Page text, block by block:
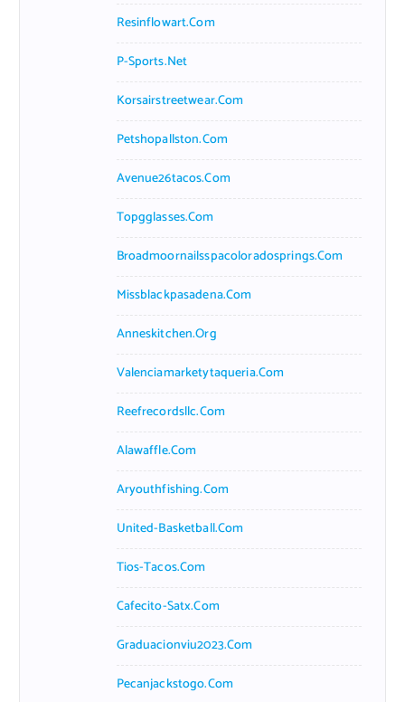
Resinflowart.com
P-Sports.net
Korsairstreetwear.com
Petshopallston.com
Avenue26tacos.com
Topgglasses.com
Broadmoornailsspacoloradosprings.com
Missblackpasadena.com
Anneskitchen.org
Valenciamarketytaqueria.com
Reefrecordsllc.com
Alawaffle.com
Aryouthfishing.com
United-Basketball.com
Tios-Tacos.com
Cafecito-Satx.com
Graduacionviu2023.com
Pecanjackstogo.com